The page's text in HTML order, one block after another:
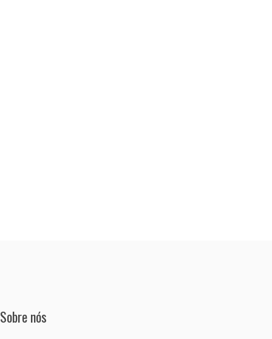
Sobre nós